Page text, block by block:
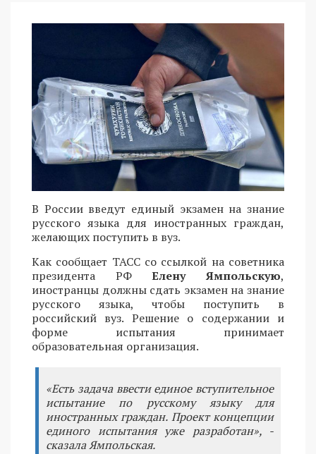
В России введут единый экзамен на знание
русского языка для иностранных граждан,
желающих поступить в вуз.
Как сообщает ТАСС со ссылкой на советника
президента РФЕлену Ямпольскую,
иностранцы должны сдать экзамен на знание
русского языка, чтобы поступить в
российский вуз. Решение о содержании и
форме испытания принимает
образовательная организация.
«Есть задача ввести единое вступительное
испытание по русскому языку для
иностранных граждан. Проект концепции
единого испытания уже разработан», -
сказала Ямпольская.